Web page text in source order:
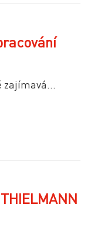
zajímavá...